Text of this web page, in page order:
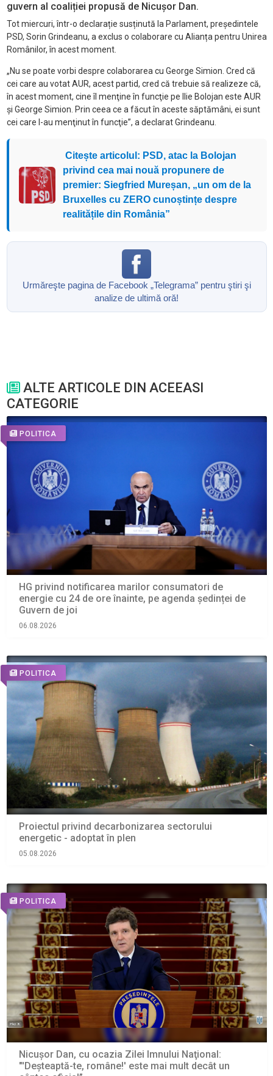
guvern al coaliției propusă de Nicușor Dan.
Tot miercuri, într-o declarație susținută la Parlament, președintele
PSD, Sorin Grindeanu, a exclus o colaborare cu Alianța pentru Unirea
Românilor, în acest moment.
„Nu se poate vorbi despre colaborarea cu George Simion. Cred că
cei care au votat AUR, acest partid, cred că trebuie să realizeze că,
în acest moment, cine îl menţine în funcţie pe Ilie Bolojan este AUR
şi George Simion. Prin ceea ce a făcut în aceste săptămâni, ei sunt
cei care l-au menţinut în funcţie”, a declarat Grindeanu.
Citește articolul: PSD, atac la Bolojan
privind cea mai nouă propunere de
premier: Siegfried Mureșan, „un om de la
Bruxelles cu ZERO cunoștințe despre
realitățile din România”
Urmăreşte pagina de Facebook „Telegrama” pentru ştiri şi
analize de ultimă oră!
ALTE ARTICOLE DIN ACEEASI
CATEGORIE
POLITICA
HG privind notificarea marilor consumatori de
energie cu 24 de ore înainte, pe agenda ședinței de
Guvern de joi
06.08.2026
POLITICA
Proiectul privind decarbonizarea sectorului
energetic - adoptat în plen
05.08.2026
POLITICA
Nicușor Dan, cu ocazia Zilei Imnului Naţional:
"'Deşteaptă-te, române!' este mai mult decât un